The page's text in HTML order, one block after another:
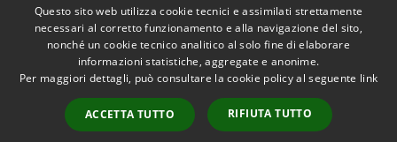
RSS
Accessibilità
Copyright © 2026 • Comune di
Municipium•
Accesso
redazione
Questo sito web utilizza cookie tecnici e assimilati strettamente
necessari al corretto funzionamento e alla navigazione del sito,
nonché un cookie tecnico analitico al solo fine di elaborare
informazioni statistiche, aggregate e anonime.
Per maggiori dettagli, può consultare la cookie policy al seguente link
ACCETTA TUTTO RIFIUTA TUTTO